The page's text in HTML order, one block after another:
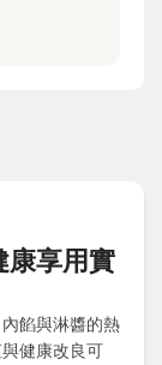
康享用實
餡與淋醬的熱
健康改良可